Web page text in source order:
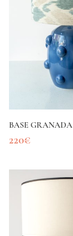
BASE GRANADA
220€